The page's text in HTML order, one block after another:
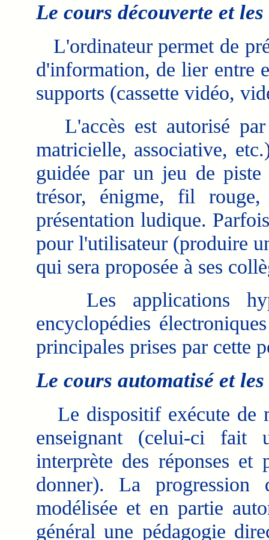
Le cours découverte et
L'ordinateur permet de
d'information, de lier entre
supports (cassette vidéo,
L'accès est autorisé par
matricielle, associative,
guidée par un jeu de piste
trésor, énigme, fil
présentation ludique.
pour l'utilisateur (produire
qui sera proposée à ses
Les applications
encyclopédies
principales prises par cette
Le cours automatisé et
Le dispositif exécute de
enseignant (celui-ci fait
interprète des réponses
donner). La progression
modélisée et en partie
général une pédagogie